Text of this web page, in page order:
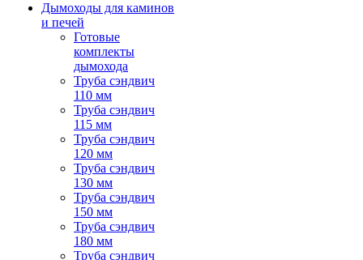
Дымоходы для каминов
и печей
Готовые
комплекты
дымохода
Труба сэндвич
110 мм
Труба сэндвич
115 мм
Труба сэндвич
120 мм
Труба сэндвич
130 мм
Труба сэндвич
150 мм
Труба сэндвич
180 мм
Труба сэндвич